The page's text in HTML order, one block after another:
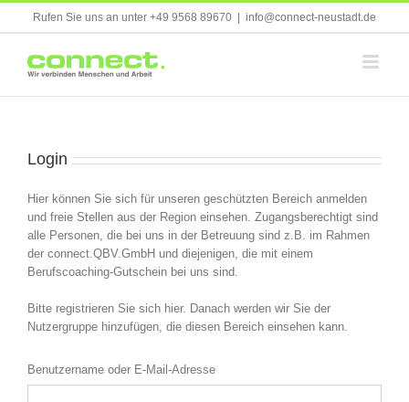
Rufen Sie uns an unter +49 9568 89670 info@connect-neustadt.de
Login
Hier können Sie sich für unseren geschützten Bereich anmelden
und freie Stellen aus der Region einsehen. Zugangsberechtigt sind
alle Personen, die bei uns in der Betreuung sind z.B. im Rahmen
der connect.QBV.GmbH und diejenigen, die mit einem
Berufscoaching-Gutschein bei uns sind.
Bitte registrieren Sie sich hier. Danach werden wir Sie der
Nutzergruppe hinzufügen, die diesen Bereich einsehen kann.
Benutzername oder E-Mail-Adresse